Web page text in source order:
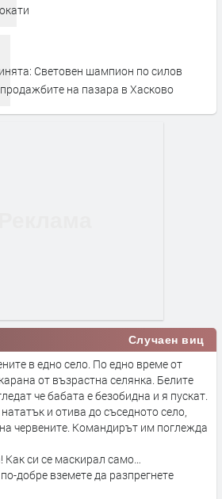
Световен шампион по силов
на пазара в Хасково
Случаен виц
в едно село. По едно време от
от възрастна селянка. Белите
че бабата е безобидна и я пускат.
и отива до съседното село,
червените. Командирът им поглежда
си се маскирал само…
добре вземете да разпрегнете